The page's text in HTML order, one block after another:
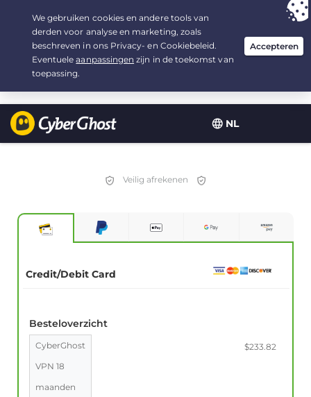
NL
Uw keuze: de beste aanbiedingvoor 1.5 jaar, voor $
Veilig afrekenen
Credit/Debit Card
Besteloverzicht
CyberGhost
VPN 18
maanden
$233.82